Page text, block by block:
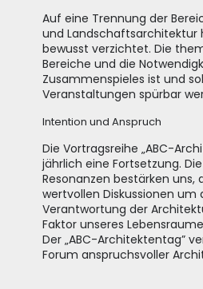
Auf eine Trennung der
und Landschaftsarchitektur
bewusst verzichtet. Die
Bereiche und die
Zusammenspieles ist und
Veranstaltungen spürbar
Intention und Anspruch
Die Vortragsreihe „ABC-
jährlich eine Fortsetzung.
Resonanzen bestärken uns,
wertvollen Diskussionen um
Verantwortung der
Faktor unseres
Der „ABC-Architektentag”
Forum anspruchsvoller